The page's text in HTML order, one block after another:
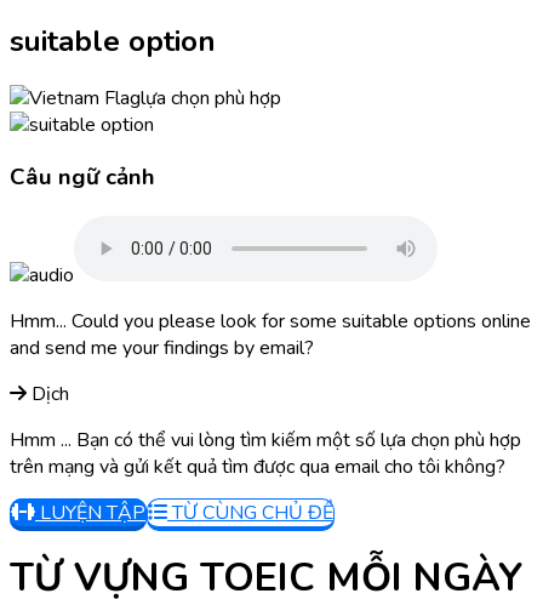
suitable option
lựa chọn phù hợp
Câu ngữ cảnh
Hmm... Could you please look for some suitable options online
and send me your findings by email?
Dịch
Hmm ... Bạn có thể vui lòng tìm kiếm một số lựa chọn phù hợp
trên mạng và gửi kết quả tìm được qua email cho tôi không?
LUYỆN TẬP
TỪ CÙNG CHỦ ĐỀ
TỪ VỰNG TOEIC MỖI NGÀY